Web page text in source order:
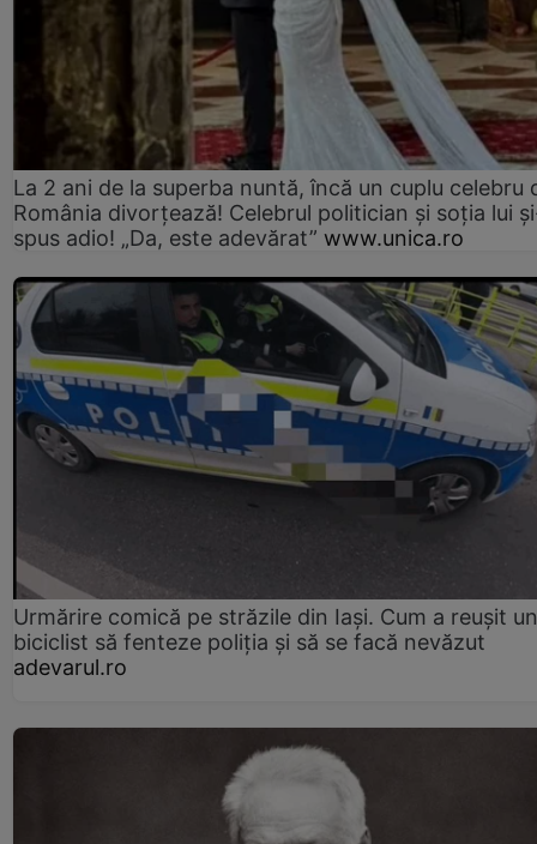
La 2 ani de la superba nuntă, încă un cuplu celebru
România divorțează! Celebrul politician și soția lui
spus adio! „Da, este adevărat” www.unica.ro
Urmărire comică pe străzile din Iași. Cum a reușit un
biciclist să fenteze poliția și să se facă nevăzut
adevarul.ro